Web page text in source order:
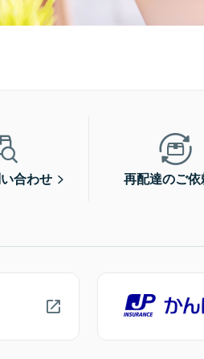
合わせ 再配達のご